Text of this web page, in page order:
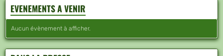
EVENEMENTS A VENIR
Aucun évènement à afficher.